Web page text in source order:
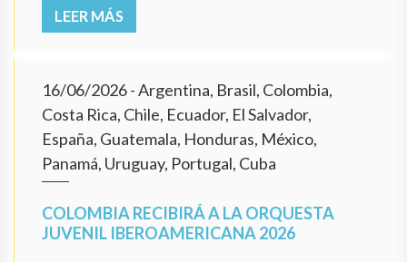
LEER MÁS
16/06/2026- Argentina, Brasil, Colombia,
Costa Rica, Chile, Ecuador, El Salvador,
España, Guatemala, Honduras, México,
Panamá, Uruguay, Portugal, Cuba
COLOMBIA RECIBIRÁ A LA ORQUESTA
JUVENIL IBEROAMERICANA 2026